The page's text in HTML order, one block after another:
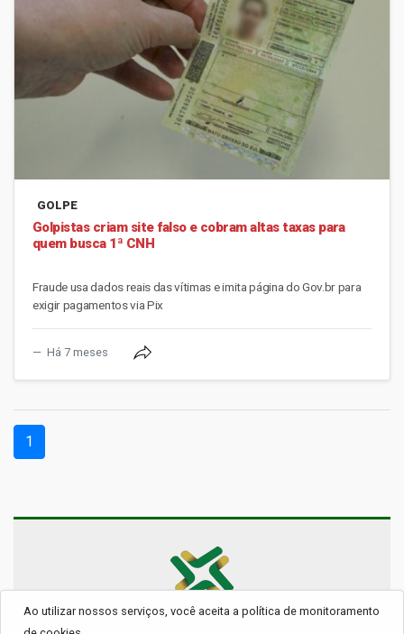
GOLPE
Golpistas criam site falso e cobram altas taxas para
quem busca 1ª CNH
Fraude usa dados reais das vítimas e imita página do Gov.br para
exigir pagamentos via Pix
Há 7 meses
1
Ao utilizar nossos serviços, você aceita a política de monitoramento
© 2026 - Todos os Direitos Reservados.